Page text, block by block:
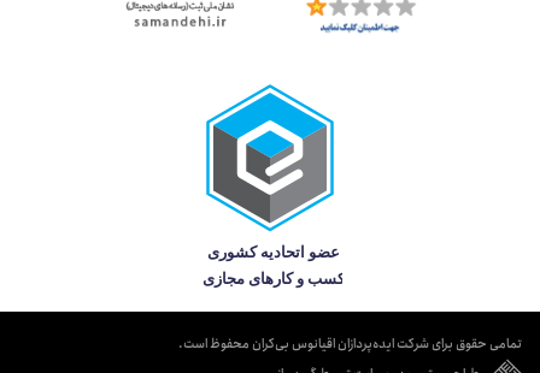
تمامی حقوق برای شرکت ایده‌پردازان اقیانوس بی‌کران محفوظ است.